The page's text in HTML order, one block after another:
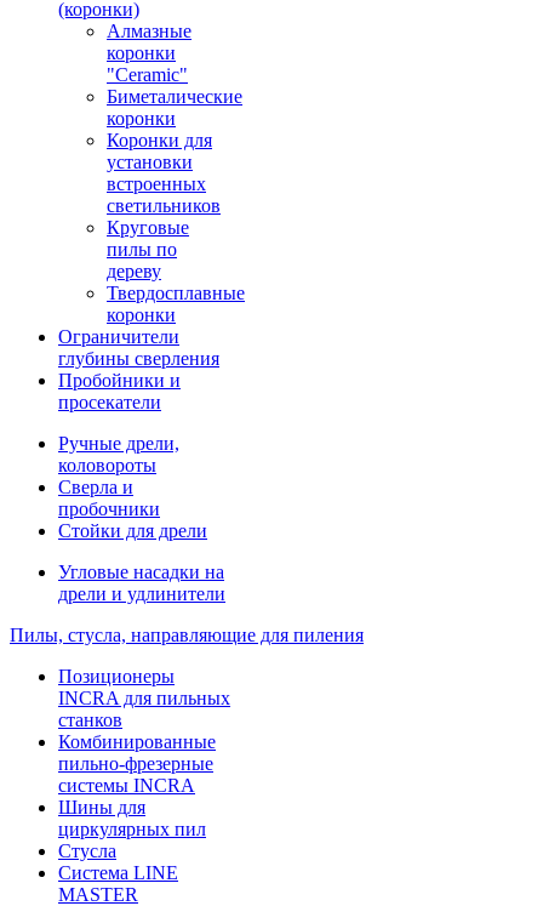
(коронки)
Алмазные
коронки
"Ceramic"
Биметалические
коронки
Коронки для
установки
встроенных
светильников
Круговые
пилы по
дереву
Твердосплавные
коронки
Ограничители
глубины сверления
Пробойники и
просекатели
Ручные дрели,
коловороты
Сверла и
пробочники
Стойки для дрели
Угловые насадки на
дрели и удлинители
Пилы, стусла, направляющие для пиления
Позиционеры
INCRA для пильных
станков
Комбинированные
пильно-фрезерные
системы INCRA
Шины для
циркулярных пил
Стусла
Система LINE
MASTER